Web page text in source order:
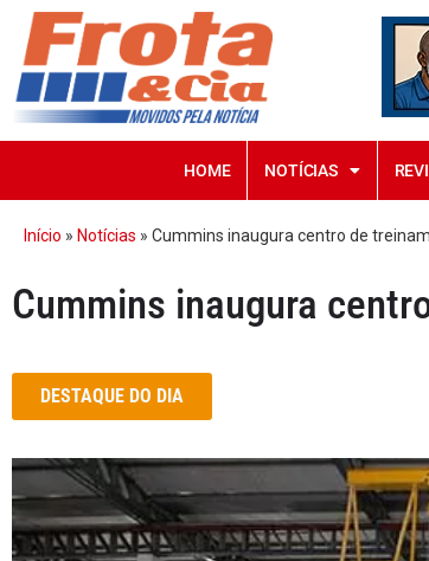
HOME NOTÍCIAS
Início » Notícias » Cummins inaugura centro de
Cummins inaugura
DESTAQUE DO DIA